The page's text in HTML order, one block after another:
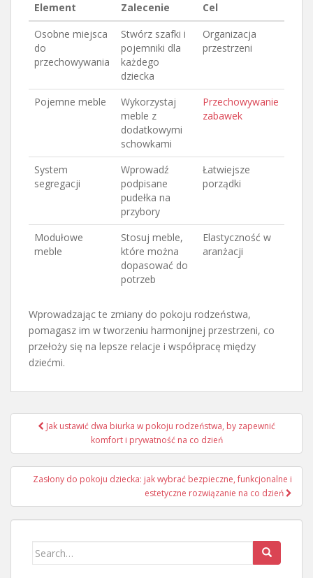
Element Zalecenie
Cel
Osobne miejsca
do
przechowywania
Stwórz szafki i
pojemniki dla
każdego
dziecka
Organizacja
przestrzeni
Pojemne meble
Wykorzystaj
meble z
dodatkowymi
schowkami
Przechowywanie
zabawek
System
segregacji
Wprowadź
podpisane
pudełka na
przybory
Łatwiejsze
porządki
Modułowe
meble
Stosuj meble,
które można
dopasować do
potrzeb
Elastyczność w
aranżacji
Wprowadzając te zmiany do pokoju rodzeństwa,
pomagasz im w tworzeniu harmonijnej przestrzeni, co
przełoży się na lepsze relacje i współpracę między
dziećmi.
Nawigacja
Jak ustawić dwa biurka w pokoju rodzeństwa, by zapewnić
komfort i prywatność na co dzień
Zasłony do pokoju dziecka: jak wybrać bezpieczne, funkcjonalne i
estetyczne rozwiązanie na co dzień
Search